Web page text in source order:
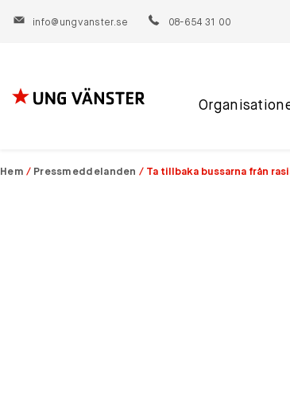
info@ungvanster.se 08-654 31 00
Hoppa
Hem / Pressmeddelanden / Ta tillbaka bussarna från